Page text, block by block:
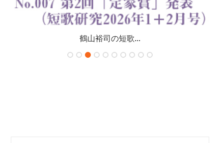
鶴山裕司の短歌...